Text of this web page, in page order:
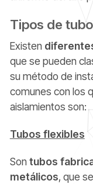
Tipos de
Existen
que se pueden
su método de
comunes con los
aislamientos son:
Tubos flexibles
Sontubos
metálicos, que